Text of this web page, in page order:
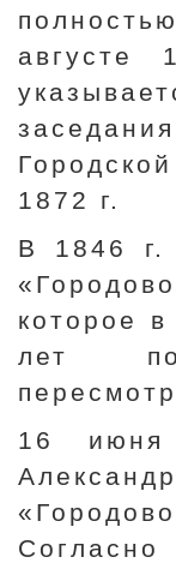
августе
1872 г.
В 1846 г.
которое
лет
16 июня